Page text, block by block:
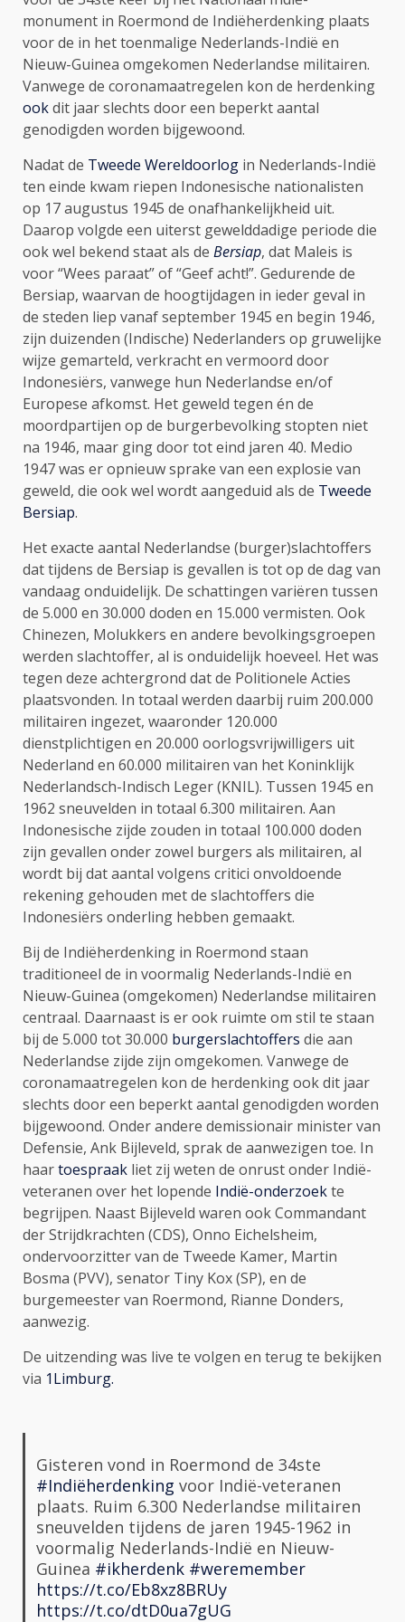
monument in Roermond de Indiëherdenking plaats
voor de in het toenmalige Nederlands-Indië en
Nieuw-Guinea omgekomen Nederlandse militairen.
Vanwege de coronamaatregelen kon de herdenking
ookdit jaar slechts door een beperkt aantal
genodigden worden bijgewoond.
Nadat de Tweede Wereldoorlog in Nederlands-Indië
ten einde kwam riepen Indonesische nationalisten
op 17 augustus 1945 de onafhankelijkheid uit.
Daarop volgde een uiterst gewelddadige periode die
ook wel bekend staat als de Bersiap, dat Maleis is
voor “Wees paraat” of “Geef acht!”. Gedurende de
Bersiap, waarvan de hoogtijdagen in ieder geval in
de steden liep vanaf september 1945 en begin 1946,
zijn duizenden (Indische) Nederlanders op gruwelijke
wijze gemarteld, verkracht en vermoord door
Indonesiërs, vanwege hun Nederlandse en/of
Europese afkomst. Het geweld tegen én de
moordpartijen op de burgerbevolking stopten niet
na 1946, maar ging door tot eind jaren 40. Medio
1947 was er opnieuw sprake van een explosie van
geweld, die ook wel wordt aangeduid als de Tweede
Bersiap.
Het exacte aantal Nederlandse (burger)slachtoffers
dat tijdens de Bersiap is gevallen is tot op de dag van
vandaag onduidelijk. De schattingen variëren tussen
de 5.000 en 30.000 doden en 15.000 vermisten. Ook
Chinezen, Molukkers en andere bevolkingsgroepen
werden slachtoffer, al is onduidelijk hoeveel. Het was
tegen deze achtergrond dat de Politionele Acties
plaatsvonden. In totaal werden daarbij ruim 200.000
militairen ingezet, waaronder 120.000
dienstplichtigen en 20.000 oorlogsvrijwilligers uit
Nederland en 60.000 militairen van het Koninklijk
Nederlandsch-Indisch Leger (KNIL). Tussen 1945 en
1962 sneuvelden in totaal 6.300 militairen. Aan
Indonesische zijde zouden in totaal 100.000 doden
zijn gevallen onder zowel burgers als militairen, al
wordt bij dat aantal volgens critici onvoldoende
rekening gehouden met de slachtoffers die
Indonesiërs onderling hebben gemaakt.
Bij de Indiëherdenking in Roermond staan
traditioneel de in voormalig Nederlands-Indië en
Nieuw-Guinea (omgekomen) Nederlandse militairen
centraal. Daarnaast is er ook ruimte om stil te staan
bij de 5.000 tot 30.000 burgerslachtoffers die aan
Nederlandse zijde zijn omgekomen. Vanwege de
coronamaatregelen kon de herdenking ook dit jaar
slechts door een beperkt aantal genodigden worden
bijgewoond. Onder andere demissionair minister van
Defensie, Ank Bijleveld, sprak de aanwezigen toe. In
haartoespraak liet zij weten de onrust onder Indië-
veteranen over het lopende Indië-onderzoekte
begrijpen. Naast Bijleveld waren ook Commandant
der Strijdkrachten (CDS), Onno Eichelsheim,
ondervoorzitter van de Tweede Kamer, Martin
Bosma (PVV), senator Tiny Kox (SP), en de
burgemeester van Roermond, Rianne Donders,
aanwezig.
De uitzending was live te volgen en terug te bekijken
via 1Limburg.
Gisteren vond in Roermond de 34ste
#Indiëherdenking voor Indië-veteranen
plaats. Ruim 6.300 Nederlandse militairen
sneuvelden tijdens de jaren 1945-1962 in
voormalig Nederlands-Indië en Nieuw-
Guinea #ikherdenk #weremember
https://t.co/Eb8xz8BRUy
https://t.co/dtD0ua7gUG